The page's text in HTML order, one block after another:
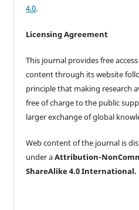
4.0.
Licensing Agreement
This journal provides free
content through its website
principle that making research
free of charge to the public
larger exchange of global
Web content of the journal is
under aAttribution-
ShareAlike 4.0 International.